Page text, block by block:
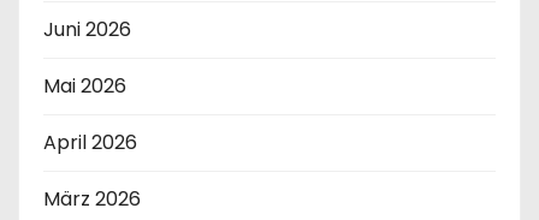
Juni 2026
Mai 2026
April 2026
März 2026